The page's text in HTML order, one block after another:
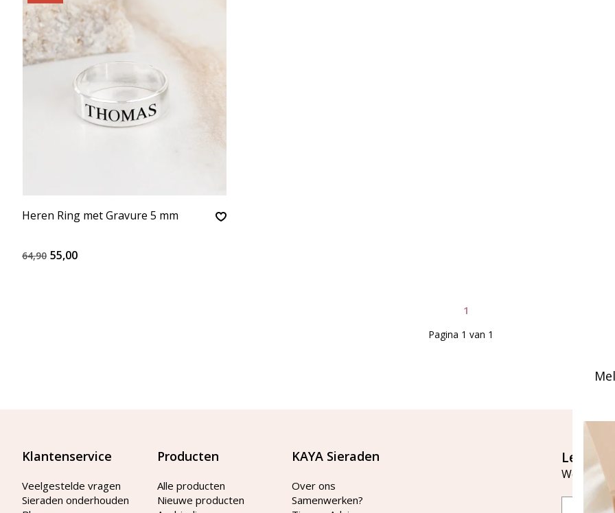
Heren Ring met Gravure 5 mm
64,90 55,00
1
Pagina 1 van 1
Klantenservice
Veelgestelde vragen
Sieraden onderhouden
Producten
Alle producten
Nieuwe producten
KAYA Sieraden
Over ons
Samenwerken?
Let's
Word lid